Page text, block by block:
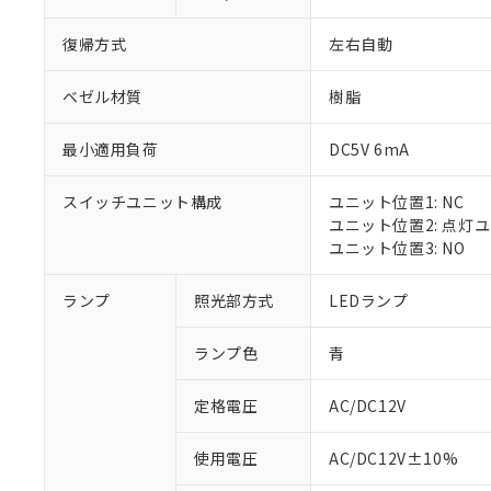
復帰方式 左右自動
ベゼル材質 樹脂
最小適用負荷 DC5V 6mA
スイッチユニット構成
ユニット位置1: NC
ユニット位置2: 点灯
ユニット位置3: NO
ランプ 照光部方式 LEDランプ
ランプ色 青
定格電圧 AC/DC12V
使用電圧 AC/DC12V±10%
※1 対応状況